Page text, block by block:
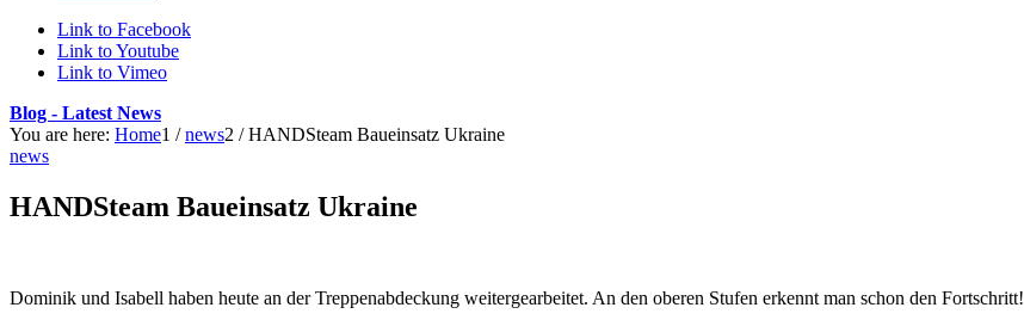
Link to Facebook
Link to Youtube
Link to Vimeo
Blog - Latest News
You are here: Home1 / news2 / HANDSteam Baueinsatz Ukraine
news
HANDSteam Baueinsatz Ukraine
Dominik und Isabell haben heute an der Treppenabdeckung weitergearbeitet. An den oberen Stufen erkennt man schon den Fortschritt!